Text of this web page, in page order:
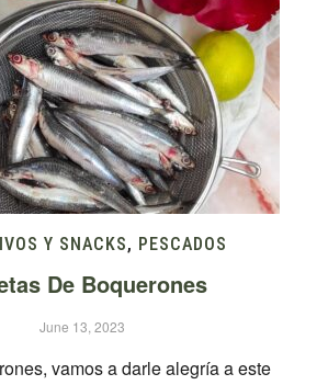
Y SNACKS, PESCADOS
De Boquerones
June 13, 2023
vamos a darle alegría a este